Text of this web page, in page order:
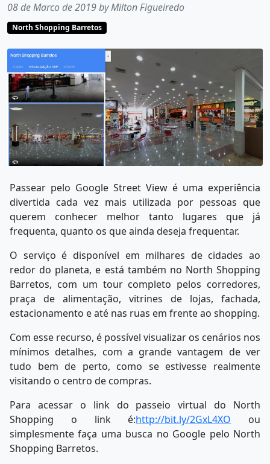
08 de Marco de 2019 by Milton Figueiredo
North Shopping Barretos
Passear pelo Google Street View é uma experiência
divertida cada vez mais utilizada por pessoas que
querem conhecer melhor tanto lugares que já
frequenta, quanto os que ainda deseja frequentar.
O serviço é disponível em milhares de cidades ao
redor do planeta, e está também no North Shopping
Barretos, com um tour completo pelos corredores,
praça de alimentação, vitrines de lojas, fachada,
estacionamento e até nas ruas em frente ao shopping.
Com esse recurso, é possível visualizar os cenários nos
mínimos detalhes, com a grande vantagem de ver
tudo bem de perto, como se estivesse realmente
visitando o centro de compras.
Para acessar o link do passeio virtual do North
Shopping o link é:http://bit.ly/2GxL4XO ou
simplesmente faça uma busca no Google pelo North
Shopping Barretos.